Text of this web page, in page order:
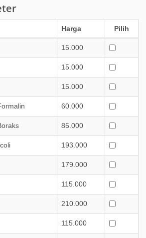
Harga Pilih
15.000
15.000
15.000
60.000
85.000
193.000
179.000
115.000
210.000
115.000